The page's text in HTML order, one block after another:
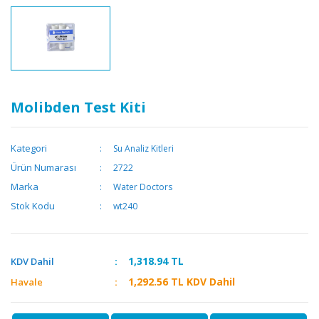
Molibden Test Kiti
Kategori Su Analiz Kitleri
Ürün Numarası 2722
Marka Water Doctors
Stok Kodu wt240
KDV Dahil 1,318.94TL
Havale 1,292.56TL KDV Dahil